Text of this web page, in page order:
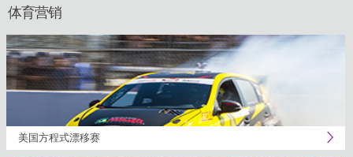
体育营销
美国方程式漂移赛